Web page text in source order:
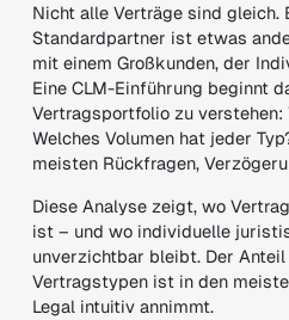
Nicht alle Verträge sind gleich.
Standardpartner ist etwas
mit einem Großkunden, der
Eine CLM-Einführung beginnt
Vertragsportfolio zu verstehen:
Welches Volumen hat jeder
meisten Rückfragen,
Diese Analyse zeigt, wo
ist – und wo individuelle
unverzichtbar bleibt. Der
Vertragstypen ist in den
Legal intuitiv annimmt.